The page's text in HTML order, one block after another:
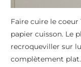
Faire cuire le coeur
papier cuisson. Le
recroqueviller sur
complètement plat.